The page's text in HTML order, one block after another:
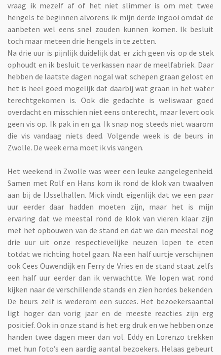
vraag ik mezelf af of het niet slimmer is om met twee
hengels te beginnen alvorens ik mijn derde ingooi omdat de
aanbeten wel eens snel zouden kunnen komen. Ik besluit
toch maar meteen drie hengels in te zetten.
Na drie uur is pijnlijk duidelijk dat er zich geen vis op de stek
ophoudt en ik besluit te verkassen naar de meelfabriek. Daar
hebben de laatste dagen nogal wat schepen graan gelost en
het is heel goed mogelijk dat daarbij wat graan in het water
terechtgekomen is. Ook die gedachte is weliswaar goed
overdacht en misschien niet eens onterecht, maar levert ook
geen vis op. Ik pak in en ga. Ik snap nog steeds niet waarom
die vis vandaag niets deed. Volgende week is de beurs in
Zwolle. De week erna moet ik vis vangen.
Het weekend in Zwolle was weer een leuke aangelegenheid.
Samen met Rolf en Hans kom ik rond de klok van twaalven
aan bij de IJsselhallen. Mick vindt eigenlijk dat we een paar
uur eerder daar hadden moeten zijn, maar het is mijn
ervaring dat we meestal rond de klok van vieren klaar zijn
met het opbouwen van de stand en dat we dan meestal nog
drie uur uit onze respectievelijke neuzen lopen te eten
totdat we richting hotel gaan. Na een half uurtje verschijnen
ook Cees Ouwendijk en Ferry de Vries en de stand staat zelfs
een half uur eerder dan ik verwachtte. We lopen wat rond
kijken naar de verschillende stands en zien hordes bekenden.
De beurs zelf is wederom een succes. Het bezoekersaantal
ligt hoger dan vorig jaar en de meeste reacties zijn erg
positief. Ook in onze stand is het erg druk en we hebben onze
handen twee dagen meer dan vol. Eddy en Lorenzo trekken
met hun foto’s een aardig aantal bezoekers. Helaas gebeurt